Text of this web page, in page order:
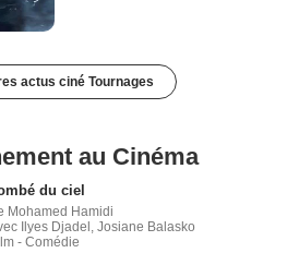
actus ciné Tournages
au Cinéma
du ciel
Mohamed Hamidi
Ilyes Djadel, Josiane Balasko
- Comédie